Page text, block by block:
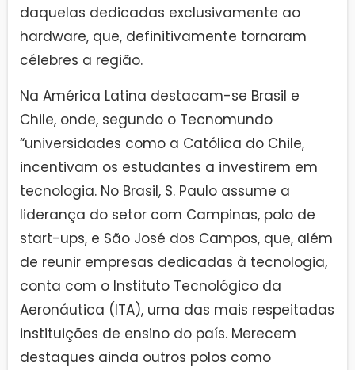
daquelas dedicadas exclusivamente ao
hardware, que, definitivamente tornaram
célebres a região.
Na América Latina destacam-se Brasil e
Chile, onde, segundo o Tecnomundo
“universidades como a Católica do Chile,
incentivam os estudantes a investirem em
tecnologia. No Brasil, S. Paulo assume a
liderança do setor com Campinas, polo de
start-ups, e São José dos Campos, que, além
de reunir empresas dedicadas à tecnologia,
conta com o Instituto Tecnológico da
Aeronáutica (ITA), uma das mais respeitadas
instituições de ensino do país. Merecem
destaques ainda outros polos como